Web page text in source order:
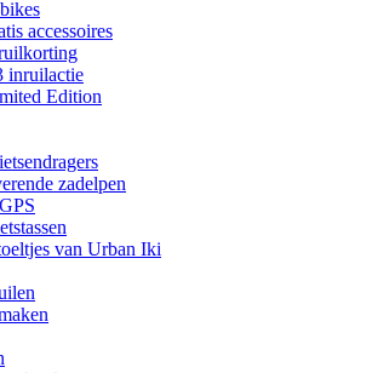
accessoires
inruilactie
Edition
zadelpen
van Urban Iki